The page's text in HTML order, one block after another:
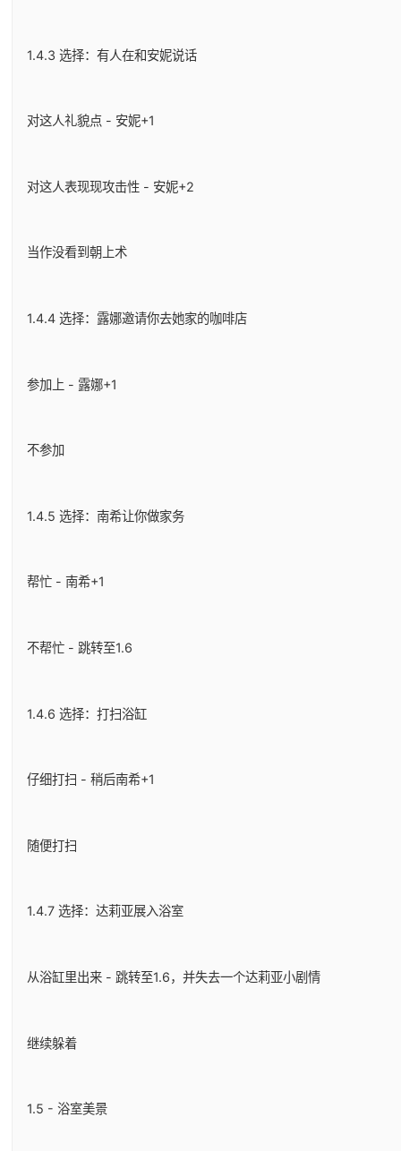
1.4.3 选择：有人在和安妮说话
对这人礼貌点 - 安妮+1
对这人表现现攻击性 - 安妮+2
当作没看到朝上术
1.4.4 选择：露娜邀请你去她家的咖啡店
参加上 - 露娜+1
不参加
1.4.5 选择：南希让你做家务
帮忙 - 南希+1
不帮忙 - 跳转至1.6
1.4.6 选择：打扫浴缸
仔细打扫 - 稍后南希+1
随便打扫
1.4.7 选择：达莉亚展入浴室
从浴缸里出来 - 跳转至1.6，并失去一个达莉亚小剧情
继续躲着
1.5 - 浴室美景